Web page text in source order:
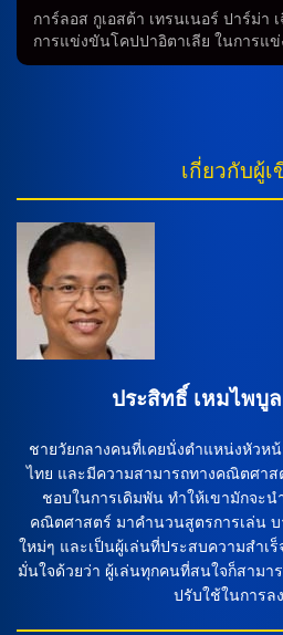
โตริโน่
การ์ลอส กูเอสต้า เทรนเนอร์ ปาร์ม่า
การแข่งขันโคปปาอิตาเลีย ในการแ
เอสต้า เทรนเนอร์ ปาร์ม่า ได้ชนะทีม
ไปก็ยังเป็นอปทัส สภาพผู้เล่ ทีมมีบางนั
บาดเจ็บ เช่น ยาค็อบ ออนเดรจก้า แ
เลสซานโดร ชิร์คาติ ที่ได้พักมาจะกลั
โก้ เดลปราโด้ และ อับดูลาย เอ็นเดีย
มาช่วยเสริมทัพ สถานการณ์ทีม ทีมมา
เบียดชนะทีมปิซ่า […]
เกี่ยวกับผู้เ
ประสิทธิ์ เหมไพบู
ชายวัยกลางคนที่เคยนั่งตำแหน่งหัวห
ไทย และมีความสามารถทางคณิตศา
ชอบในการเดิมพัน ทำให้เขามักจะ
คณิตศาสตร์ มาคำนวนสูตรการเล่น
ใหม่ๆ และเป็นผู้เล่นที่ประสบความสำเ
มั่นใจด้วยว่า ผู้เล่นทุกคนที่สนใจก็สามา
ปรับใช้ในการล